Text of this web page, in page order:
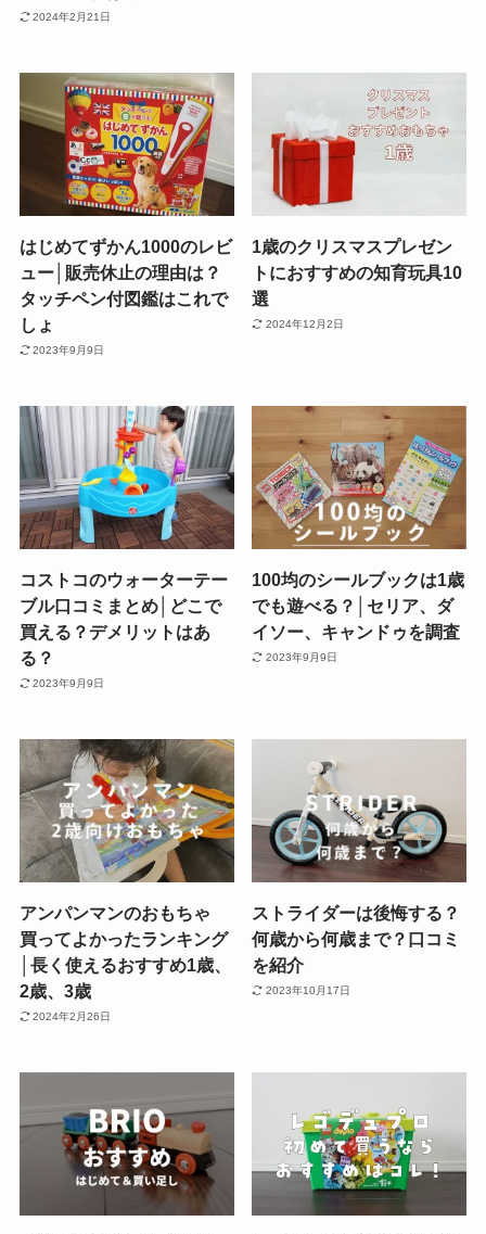
2024年2月21日
はじめてずかん1000のレビ
ュー│販売休止の理由は？
タッチペン付図鑑はこれで
しょ
2023年9月9日
1歳のクリスマスプレゼン
トにおすすめの知育玩具10
選
2024年12月2日
コストコのウォーターテー
ブル口コミまとめ│どこで
買える？デメリットはあ
る？
2023年9月9日
100均のシールブックは1歳
でも遊べる？│セリア、ダ
イソー、キャンドゥを調査
2023年9月9日
アンパンマンのおもちゃ
買ってよかったランキング
│長く使えるおすすめ1歳、
2歳、3歳
2024年2月26日
ストライダーは後悔する？
何歳から何歳まで？口コミ
を紹介
2023年10月17日